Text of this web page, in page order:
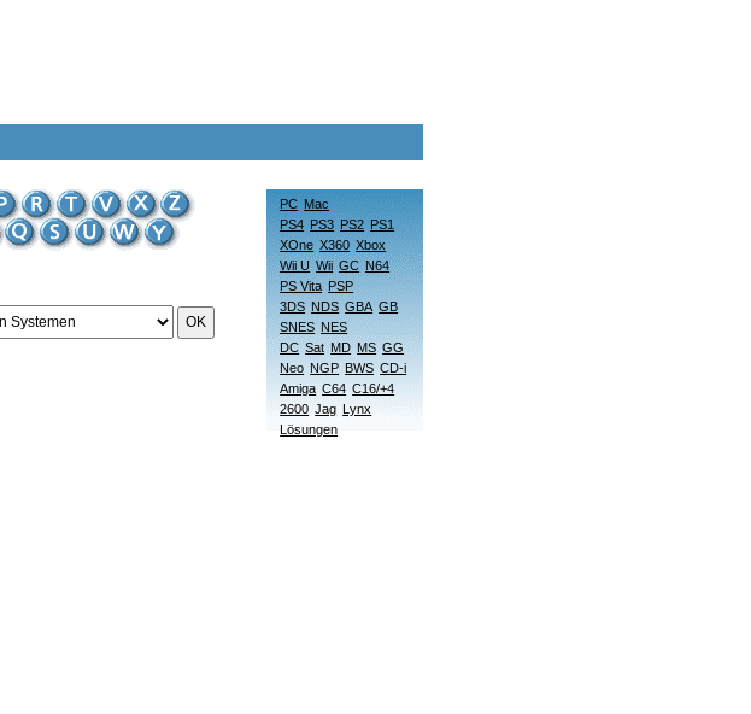
OK
PC Mac
PS4 PS3 PS2 PS1
XOne X360 Xbox
Wii U Wii GC N64
PS Vita PSP
3DS NDS GBA GB
SNES NES
DC Sat MD MS GG
Neo NGP BWS CD-i
Amiga C64 C16/+4
2600 Jag Lynx
Lösungen